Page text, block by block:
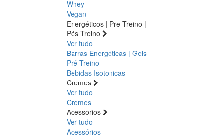
Whey
Vegan
Energéticos | Pre Treino |
Pós Treino
Ver tudo
Barras Energéticas | Geis
Pré Treino
Bebidas Isotonicas
Cremes
Ver tudo
Cremes
Acessórios
Ver tudo
Acessórios